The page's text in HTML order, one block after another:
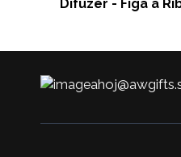
Difuzér - Figa a